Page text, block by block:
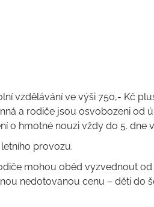
vzdělávání ve výši 750,- Kč
a rodiče jsou osvobozeni od
o hmotné nouzi vždy do 5. dne
provozu.
mohou oběd vyzvednout od
nedotovanou cenu – děti do